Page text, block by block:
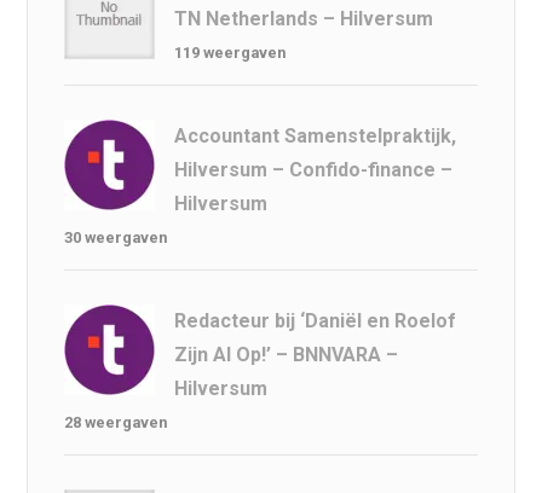
TN Netherlands – Hilversum
119 weergaven
Accountant Samenstelpraktijk,
Hilversum – Confido-finance –
Hilversum
30 weergaven
Redacteur bij ‘Daniël en Roelof
Zijn Al Op!’ – BNNVARA –
Hilversum
28 weergaven